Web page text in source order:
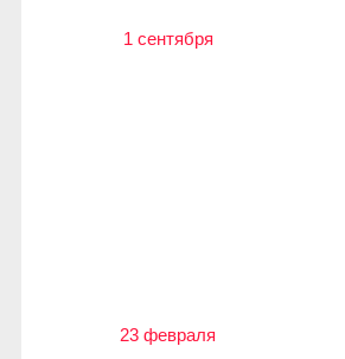
1 сентября
23 февраля